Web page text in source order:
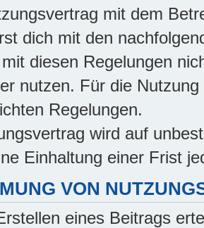
mit dem
dich mit den
diesen Regelungen
nutzen. Für die
Regelungen.
wird auf
Einhaltung einer Frist
VON
eines Beitrags